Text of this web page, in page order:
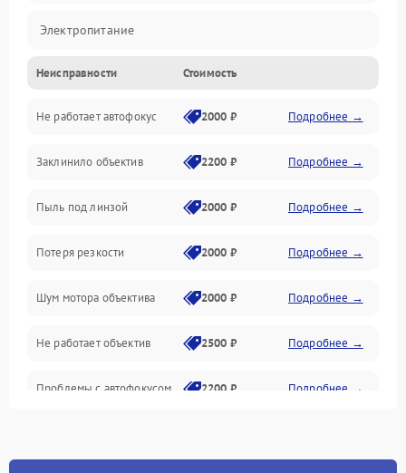
Электропитание
Видео
Хранение данных
Программное обеспечение
Механические повреждения
Аудио
Неисправности Стоимость
Не работает автофокус 2000 ₽ Подробнее →
Заклинило объектив 2200 ₽ Подробнее →
Пыль под линзой 2000 ₽ Подробнее →
Потеря резкости 2000 ₽ Подробнее →
Шум мотора объектива 2000 ₽ Подробнее →
Не работает объектив 2500 ₽ Подробнее →
Проблемы с автофокусом 2200 ₽ Подробнее →